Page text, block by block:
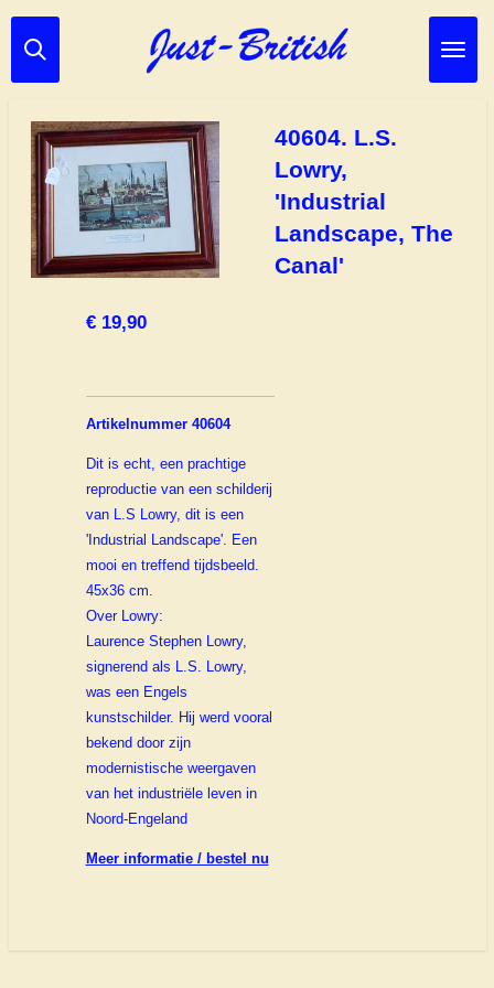
Ga
direct
hoofdinhoud
40604. L.S.
Lowry,
'Industrial
Landscape, The
Canal'
€ 19,90
Artikelnummer 40604
Dit is echt, een prachtige
reproductie van een schilderij
van L.S Lowry, dit is een
'Industrial Landscape'. Een
mooi en treffend tijdsbeeld.
45x36 cm.
Over Lowry:
Laurence Stephen Lowry,
signerend als L.S. Lowry,
was een Engels
kunstschilder. Hij werd vooral
bekend door zijn
modernistische weergaven
van het industriële leven in
Noord-Engeland
Meer informatie / bestel nu